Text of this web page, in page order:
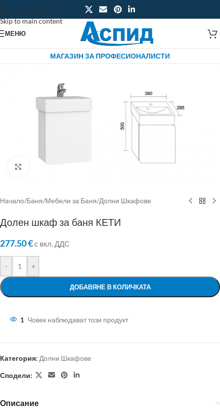
Skip to navigation
Skip to main content
МЕНЮ
МАГАЗИН ЗА ПРОФЕСИОНАЛИСТИ
Click to enlarge
Начало/Баня/Мебели за Баня/Долни Шкафове
Долен шкаф за баня КЕТИ
277.50€с вкл. ДДС
- +
ДОБАВЯНЕ В КОЛИЧКАТА
1 Човек наблюдават този продукт
Категория: Долни Шкафове
Сподели:
Описание